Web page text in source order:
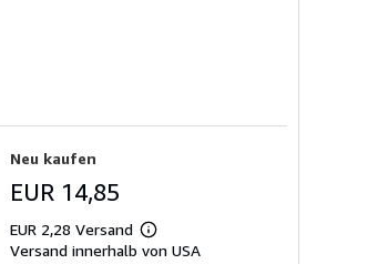
Neu kaufen
EUR 14,85
EUR 2,28 Versand
Weitere
Informationen
Versand innerhalb von USA